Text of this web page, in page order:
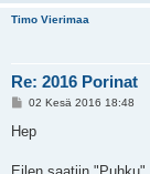
Timo Vierimaa
Re: 2016 Porinat
V
e
s
i
02 Kesä 2016 18:48
Hep